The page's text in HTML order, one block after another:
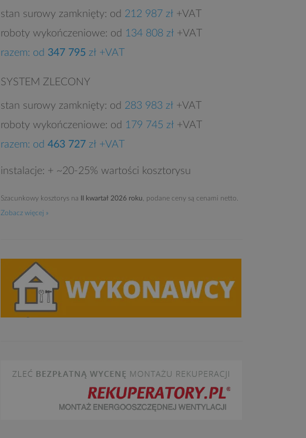
stan surowy zamknięty: od 212 987 zł +VAT
roboty wykończeniowe: od 134 808 zł +VAT
razem: od 347 795 zł +VAT
SYSTEM ZLECONY
stan surowy zamknięty: od 283 983 zł +VAT
roboty wykończeniowe: od 179 745 zł +VAT
razem: od 463 727 zł +VAT
instalacje: + ~20-25% wartości kosztorysu
Szacunkowy kosztorys na II kwartał 2026 roku , podane ceny są cenami netto.
Zobacz więcej »